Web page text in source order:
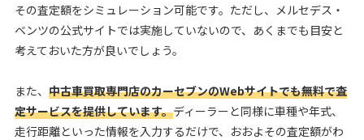
その査定額をシミュレーション可能です。ただし、メルセデス・
ベンツの公式サイトでは実施していないので、あくまでも目安と
考えておいた方が良いでしょう。
また、 中古車買取専門店のカーセブンのWebサイトでも無料で査
定サービスを提供しています。ディーラーと同様に車種や年式、
走行距離といった情報を入力するだけで、おおよその査定額がわ